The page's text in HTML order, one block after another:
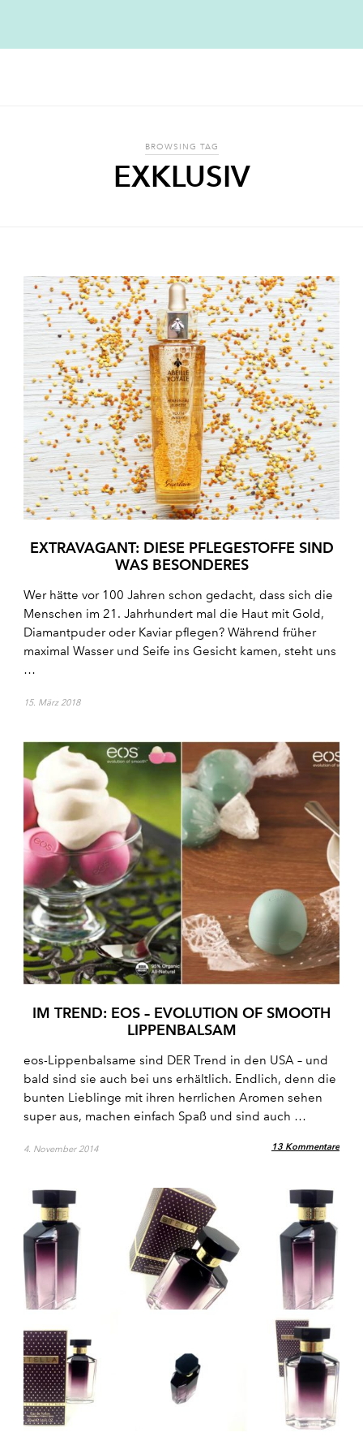
BROWSING TAG
EXKLUSIV
EXTRAVAGANT: DIESE PFLEGESTOFFE SIND
WAS BESONDERES
Wer hätte vor 100 Jahren schon gedacht, dass sich die
Menschen im 21. Jahrhundert mal die Haut mit Gold,
Diamantpuder oder Kaviar pflegen? Während früher
maximal Wasser und Seife ins Gesicht kamen, steht uns
…
15. März 2018
IM TREND: EOS – EVOLUTION OF SMOOTH
LIPPENBALSAM
eos-Lippenbalsame sind DER Trend in den USA – und
bald sind sie auch bei uns erhältlich. Endlich, denn die
bunten Lieblinge mit ihren herrlichen Aromen sehen
super aus, machen einfach Spaß und sind auch …
4. November 2014 13 Kommentare